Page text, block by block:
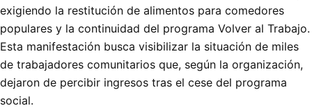
exigiendo la restitución de alimentos para comedores
populares y la continuidad del programa Volver al Trabajo.
Esta manifestación busca visibilizar la situación de miles
de trabajadores comunitarios que, según la organización,
dejaron de percibir ingresos tras el cese del programa
social.